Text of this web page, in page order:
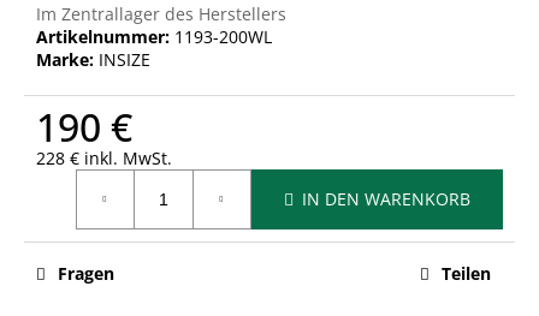
Im Zentrallager des Herstellers
Artikelnummer: 1193-200WL
Marke: INSIZE
190 €
228 € inkl. MwSt.
IN DEN WARENKORB
Fragen Teilen